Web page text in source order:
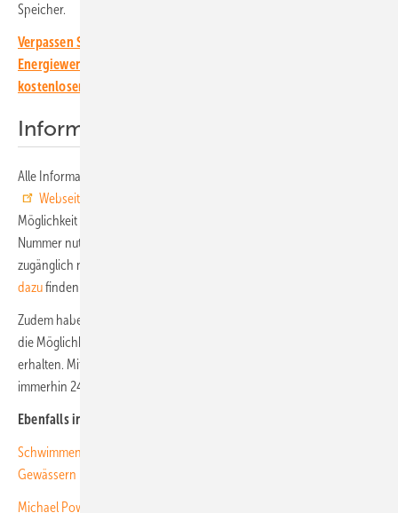
Speicher.
Verpassen Sie keine wichtige Information rund um die solare
Energiewende! Abonnieren Sie dazu einfach unseren
kostenlosen Newsletter.
Informationen auf der Webseite
Alle Informationen zum Call for Papers finden Sie auf der
Webseite des PV-Symposiums
Möglichkeit von TIB Open Publishing kostenfrei mit einer DOI-
Nummer nutzen, Ihre wissenschaftliche Publikation dauerhaft offen
zugänglich nach der Veranstaltung zu veröffentlichen.
dazufinden Sie ebenfalls auf der Webseite des Symposiums.
Zudem haben interessierte Teilnehmer noch bis zum 31. Oktober 2025
die Möglichkeit, das Ticket für die Konferenz zu einem Vorzugspreis zu
erhalten. Mit dem
immerhin 240 Euro im Vergleich zum regulären Teilnahmepreis. (su)
Ebenfalls interessant für Sie:
Schwimmende Solarkraftwerke: Sauberer Strom von sauberen
Gewässern
Michael Powalla vom ZSW: „Wichtige Forschungsfelder sind KI- und